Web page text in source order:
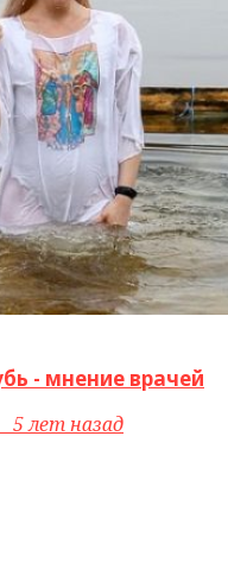
- мнение врачей
5 лет назад